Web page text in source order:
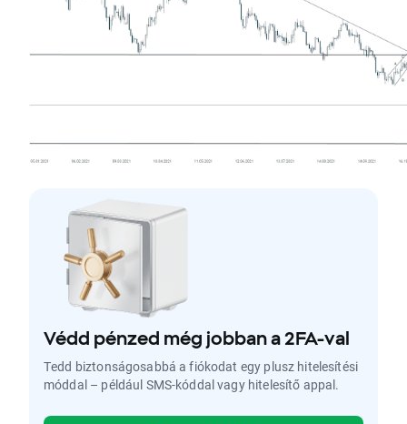
Védd pénzed még jobban a 2FA-val
Tedd biztonságosabbá a fiókodat egy plusz hitelesítési
móddal – például SMS-kóddal vagy hitelesítő appal.